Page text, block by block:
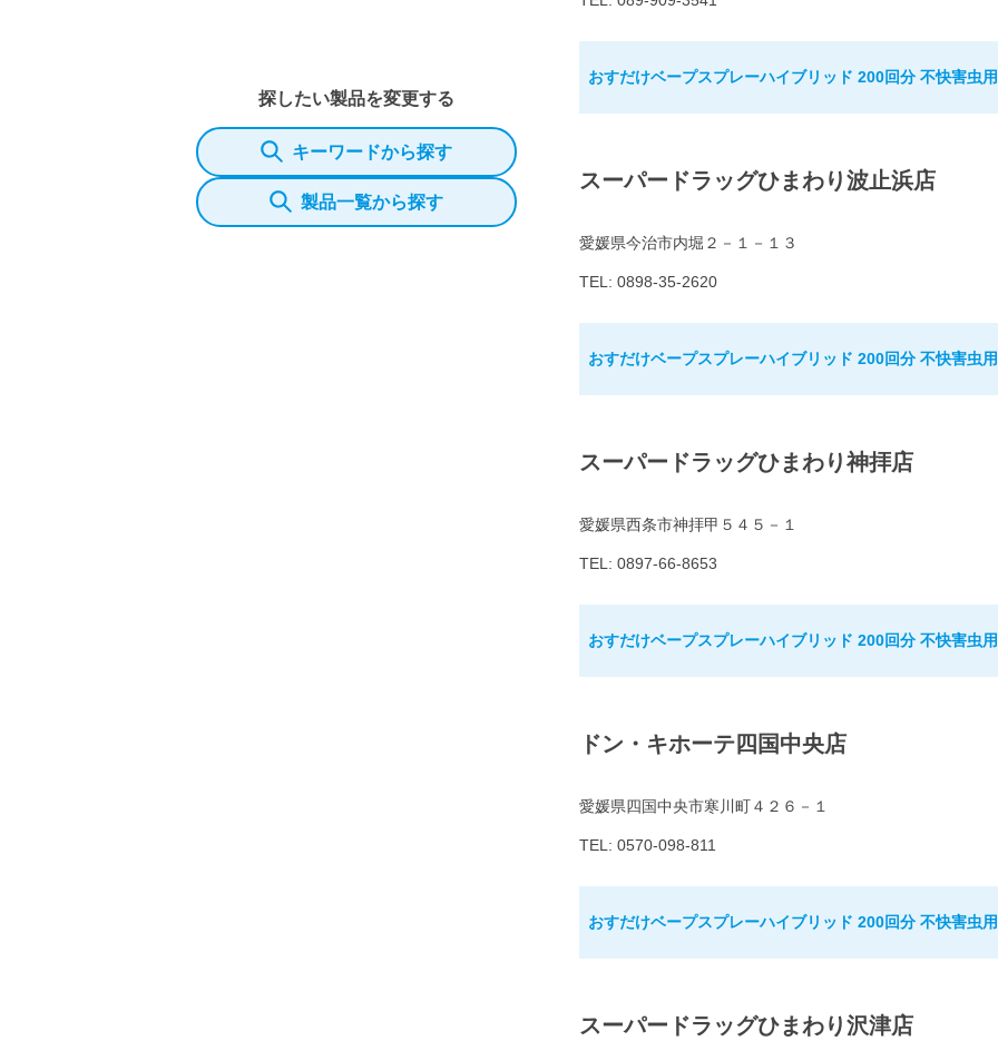
探したい製品を変更する
キーワードから探す
製品一覧から探す
おすだけベープスプレーハイブリッド 200回分 不快害虫用
スーパードラッグひまわり波止浜店
愛媛県今治市内堀２－１－１３
TEL: 0898-35-2620
おすだけベープスプレーハイブリッド 200回分 不快害虫用
スーパードラッグひまわり神拝店
愛媛県西条市神拝甲５４５－１
TEL: 0897-66-8653
おすだけベープスプレーハイブリッド 200回分 不快害虫用
ドン・キホーテ四国中央店
愛媛県四国中央市寒川町４２６－１
TEL: 0570-098-811
おすだけベープスプレーハイブリッド 200回分 不快害虫用
スーパードラッグひまわり沢津店